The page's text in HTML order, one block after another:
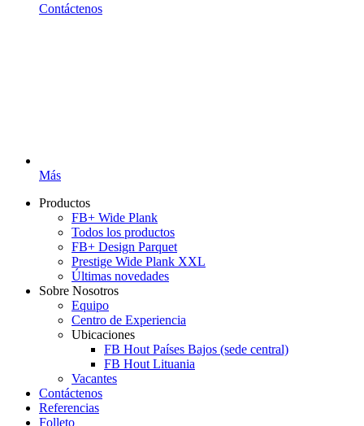
Contáctenos
Más
Productos
FB+ Wide Plank
Todos los productos
FB+ Design Parquet
Prestige Wide Plank XXL
Últimas novedades
Sobre Nosotros
Equipo
Centro de Experiencia
Ubicaciones
FB Hout Países Bajos (sede central)
FB Hout Lituania
Vacantes
Contáctenos
Referencias
Folleto